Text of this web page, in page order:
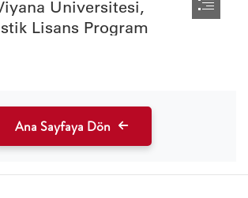
Ana Sayfaya Dön